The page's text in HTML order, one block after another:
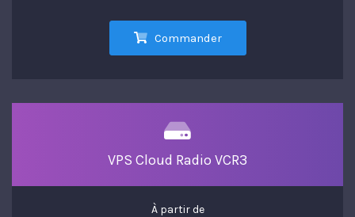
Commander
VPS Cloud Radio VCR3
À partir de